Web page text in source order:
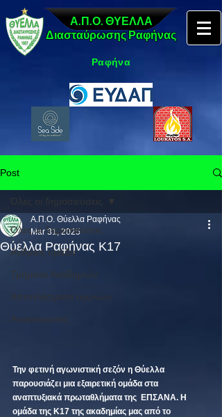
Α.Π.Ο. ΘΥΕΛΛΑ
Διασταύρωσης Ραφήνας
Ραφήνα
Post
Όλες οι δημοσιεύσεις
Ανδρική ομάδα
Τμήματα Ακαδημιών
Αποτελέσματα αγώνων
Ανακοινώσεις
Όλες οι δημοσιεύσεις
Θύελλα Ραφήνας Κ17
Α.Π.Ο. Θύελλα Ραφήνας
Mar 31, 2025
Την φετινή αγωνιστική σεζόν η Θύελλα
παρουσιάζει μια εξαιρετική ομάδα στα
αναπτυξιακά πρωταθλήματα της  ΕΠΣΑΝΑ. Η
ομάδα της Κ17 της ακαδημίας μας από το